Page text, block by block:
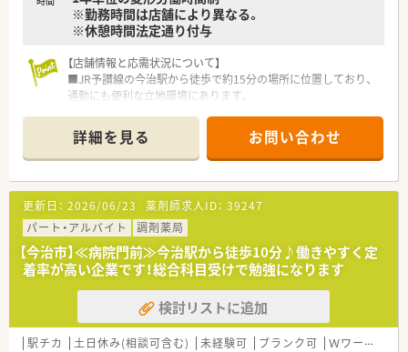
※勤務時間は店舗により異なる。
※休憩時間法定通り付与
【店舗情報と応需状況について】
■JR予讃線の今治駅から徒歩で約15分の場所に位置しており、
通勤にも便利な立地環境にあります。
ている、地域密着型の調剤薬局です。
■薬剤師は常勤とパートを合わせて3名在籍しており、事務員も
2名配置された手厚い人員体制です。
【法人特徴について】
■四国や中国エリアを中心に240店舗以上を展開しており、地域
最大級の規模を誇る安定した企業です。
■大手ドラッグストアグループの一員として、利便性と専門性を
兼ね備えた店舗展開を推進しています。
■業界トップクラスの充実した福利厚生制度を整えており、従業
員満足度の向上に努めている法人です。
【勤務実態について】
■全店舗の平均残業時間は月7.5時間程度と非常に少なく、プラ
詳細を見る お問い合わせ
更新日： 2026/06/23 薬剤師求人ID： 39247
パート・アルバイト
調剤薬局
【今治市】≪病院門前≫今治駅から徒歩10分♪働きやすく定
着率が高い企業です！総合科目受けで勉強になります
検討リストに追加
駅チカ 土日休み(相談可含む) 未経験可 ブランク可 Ｗワーク可